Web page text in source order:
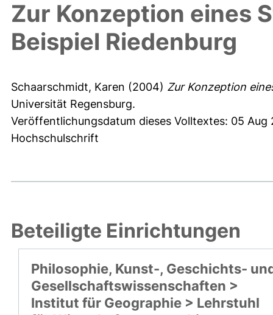
Zur Konzeption eines
Beispiel Riedenburg
Schaarschmidt, Karen (2004) Zur Konzeption
Universität Regensburg.
Veröffentlichungsdatum dieses Volltextes: 05 Aug
Hochschulschrift
Beteiligte Einrichtungen
Philosophie, Kunst-, Geschichts-
Gesellschaftswissenschaften >
Institut für Geographie > Lehrstuhl